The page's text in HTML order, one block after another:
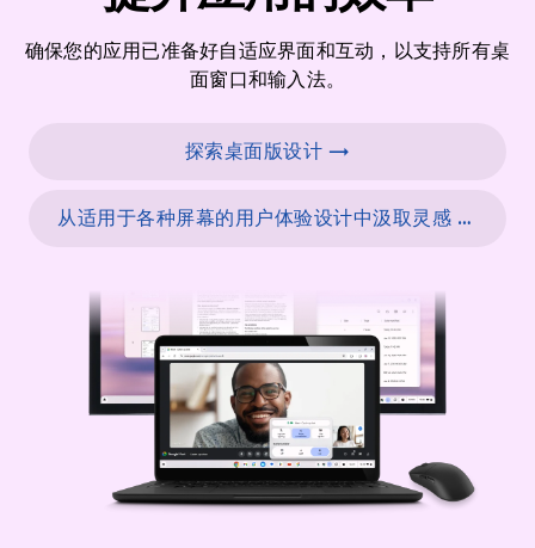
确保您的应用已准备好自适应界面和互动，以支持所有桌
面窗口和输入法。
探索桌面版设计 →
从适用于各种屏幕的用户体验设计中汲取灵感 →